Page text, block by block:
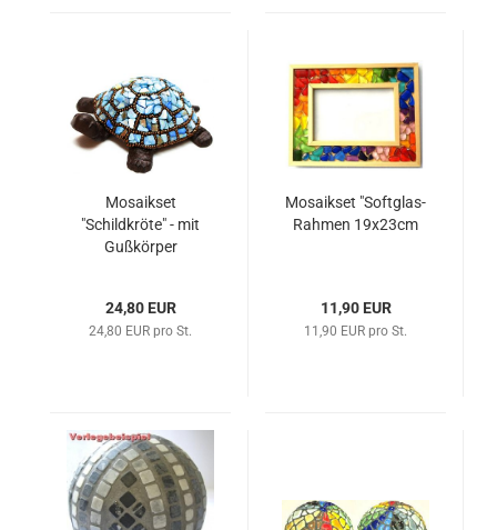
Mosaikset
"Schildkröte" - mit
Gußkörper
24,80 EUR
24,80 EUR pro St.
Mosaikset "Softglas-
Rahmen 19x23cm
11,90 EUR
11,90 EUR pro St.